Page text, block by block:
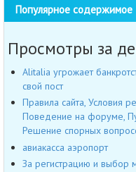
Популярное содержимое
Просмотры за
Alitalia угрожает
свой пост
Правила сайта, Условия
Поведение на форуме,
Решение спорных
авиакасса аэропорт
За регистрацию и выбор